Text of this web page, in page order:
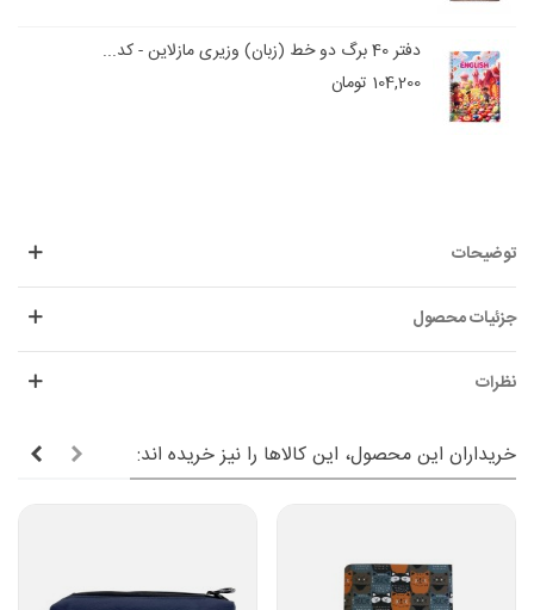
دفتر 40 برگ دو خط (زبان) وزیری مازلاین - کد...
104,200 تومان
توضیحات
جزئیات محصول
نظرات
خریداران این محصول، این کالاها را نیز خریده اند: